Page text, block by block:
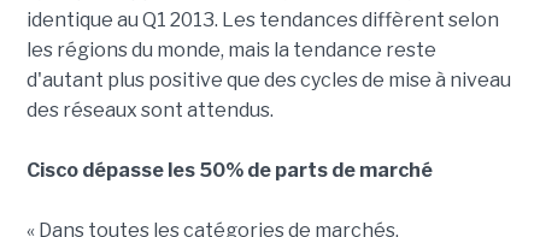
identique au Q1 2013. Les tendances diffèrent selon
les régions du monde, mais la tendance reste
d'autant plus positive que des cycles de mise à niveau
des réseaux sont attendus.
Cisco dépasse les 50% de parts de marché
« Dans toutes les catégories de marchés,